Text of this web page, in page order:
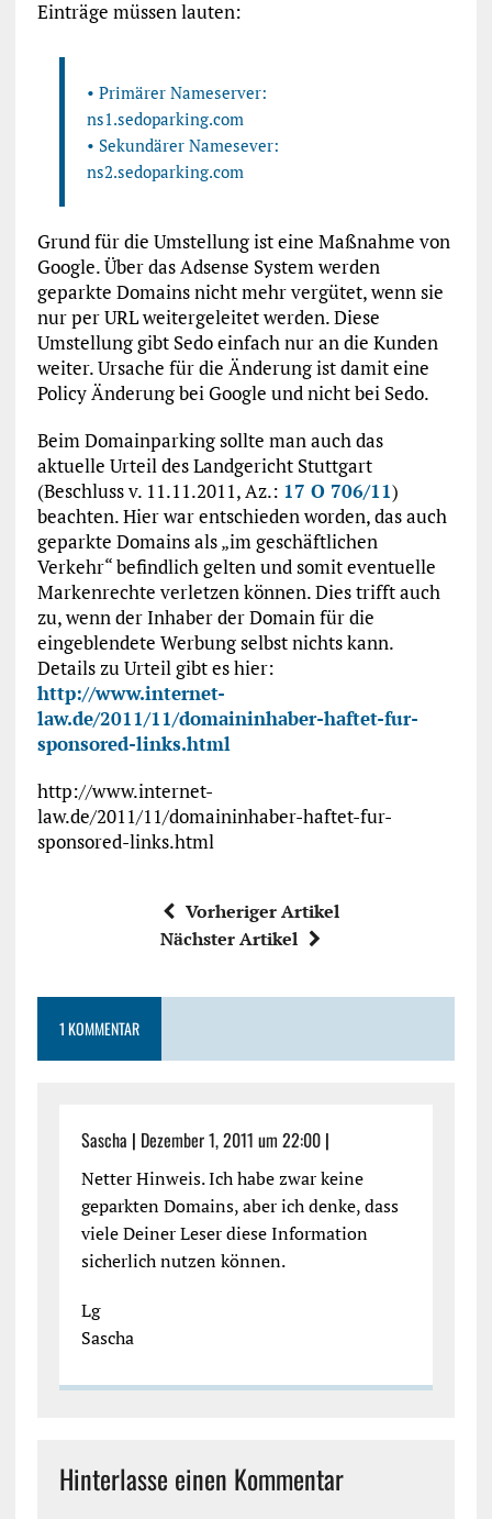
Einträge müssen lauten:
• Primärer Nameserver:
ns1.sedoparking.com
• Sekundärer Namesever:
ns2.sedoparking.com
Grund für die Umstellung ist eine Maßnahme von
Google. Über das Adsense System werden
geparkte Domains nicht mehr vergütet, wenn sie
nur per URL weitergeleitet werden. Diese
Umstellung gibt Sedo einfach nur an die Kunden
weiter. Ursache für die Änderung ist damit eine
Policy Änderung bei Google und nicht bei Sedo.
Beim Domainparking sollte man auch das
aktuelle Urteil des Landgericht Stuttgart
(Beschluss v. 11.11.2011, Az.: 17 O 706/11)
beachten. Hier war entschieden worden, das auch
geparkte Domains als „im geschäftlichen
Verkehr“ befindlich gelten und somit eventuelle
Markenrechte verletzen können. Dies trifft auch
zu, wenn der Inhaber der Domain für die
eingeblendete Werbung selbst nichts kann.
Details zu Urteil gibt es hier:
http://www.internet-
law.de/2011/11/domaininhaber-haftet-fur-
sponsored-links.html
http://www.internet-
law.de/2011/11/domaininhaber-haftet-fur-
sponsored-links.html
Vorheriger Artikel
Nächster Artikel
1 KOMMENTAR
Sascha | Dezember 1, 2011 um 22:00|
Netter Hinweis. Ich habe zwar keine
geparkten Domains, aber ich denke, dass
viele Deiner Leser diese Information
sicherlich nutzen können.
Lg
Sascha
Hinterlasse einen Kommentar